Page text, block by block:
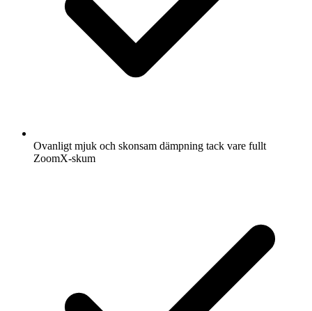
Ovanligt mjuk och skonsam dämpning tack vare fullt
ZoomX-skum